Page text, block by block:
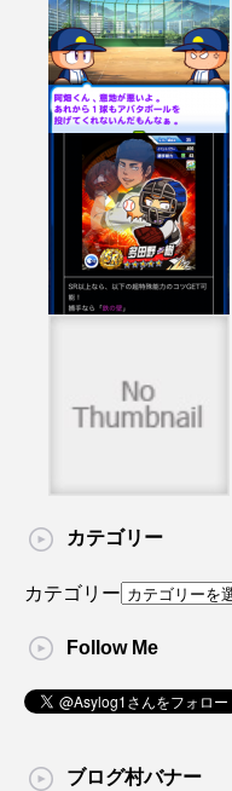
カテゴリー
カテゴリー
Follow Me
ブログ村バナー